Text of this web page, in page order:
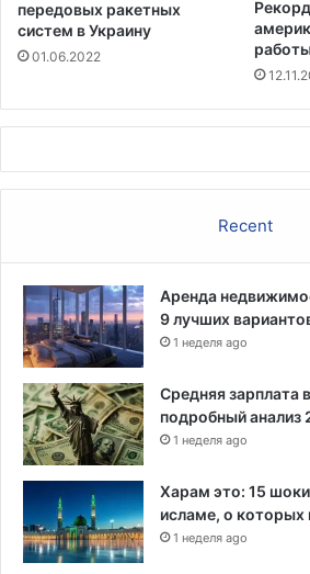
D
9
передовых ракетных
систем в Украину
01.06.2022
Recent
Аренда
9 лучших
1 неделя ago
Средняя зарплата
подробный анализ
1 неделя ago
Харам это: 15
исламе, о которых
1 неделя ago